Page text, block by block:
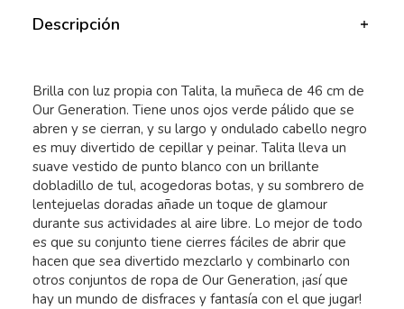
Descripción
Brilla con luz propia con Talita, la muñeca de 46 cm de
Our Generation. Tiene unos ojos verde pálido que se
abren y se cierran, y su largo y ondulado cabello negro
es muy divertido de cepillar y peinar. Talita lleva un
suave vestido de punto blanco con un brillante
dobladillo de tul, acogedoras botas, y su sombrero de
lentejuelas doradas añade un toque de glamour
durante sus actividades al aire libre. Lo mejor de todo
es que su conjunto tiene cierres fáciles de abrir que
hacen que sea divertido mezclarlo y combinarlo con
otros conjuntos de ropa de Our Generation, ¡así que
hay un mundo de disfraces y fantasía con el que jugar!